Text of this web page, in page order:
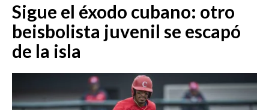
EMISIÓN 7:00 PM
Sigue el éxodo cubano: otro
beisbolista juvenil se escapó
de la isla